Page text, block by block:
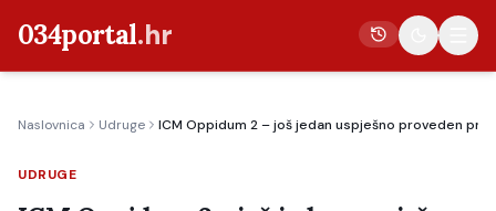
034portal.hr
Crna kronika
Naslovnica Udruge ICM Oppidum 2 – još jedan uspješno proveden
UDRUGE